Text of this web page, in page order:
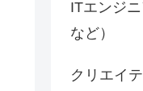
ITエンジ
など）
クリエイ